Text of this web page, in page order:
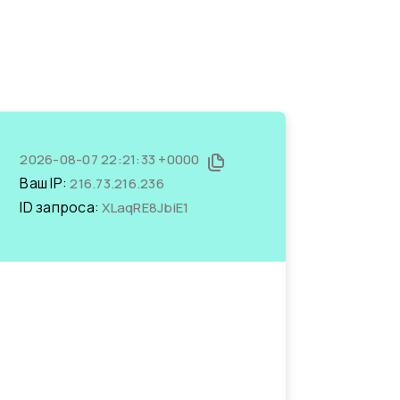
2026-08-07 22:21:33 +0000
Ваш IP:216.73.216.236
ID запроса:XLaqRE8JbiE1